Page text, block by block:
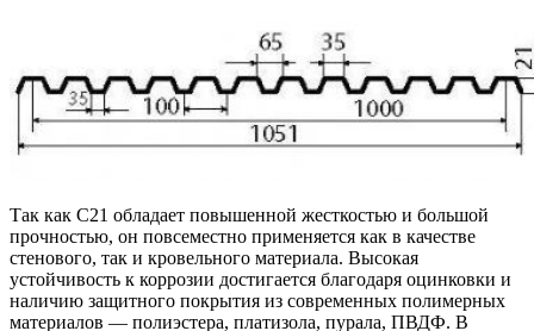
Так как С21 обладает повышенной жесткостью и большой
прочностью, он повсеместно применяется как в качестве
стенового, так и кровельного материала. Высокая
устойчивость к коррозии достигается благодаря оцинковки и
наличию защитного покрытия из современных полимерных
материалов — полиэстера, платизола, пурала, ПВДФ. В